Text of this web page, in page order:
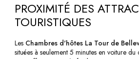
PROXIMITÉ DES
TOURISTIQUES
Les Chambres d'hôtes La Tour de
situées à seulement 5 minutes en voiture